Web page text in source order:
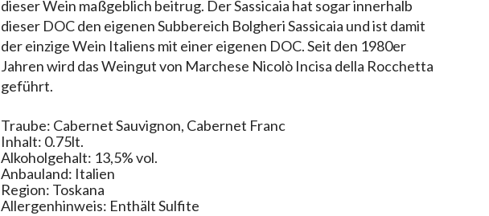
dieser Wein maßgeblich beitrug. Der Sassicaia hat sogar innerhalb
dieser DOC den eigenen Subbereich Bolgheri Sassicaia und ist damit
der einzige Wein Italiens mit einer eigenen DOC. Seit den 1980er
Jahren wird das Weingut von Marchese Nicolò Incisa della Rocchetta
geführt.
Traube: Cabernet Sauvignon, Cabernet Franc
Inhalt: 0.75lt.
Alkoholgehalt: 13,5% vol.
Anbauland: Italien
Region: Toskana
Allergenhinweis: Enthält Sulfite